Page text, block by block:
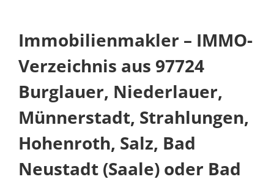
Immobilienmakler – IMMO-
Verzeichnis aus 97724
Burglauer, Niederlauer,
Münnerstadt, Strahlungen,
Hohenroth, Salz, Bad
Neustadt (Saale) oder Bad